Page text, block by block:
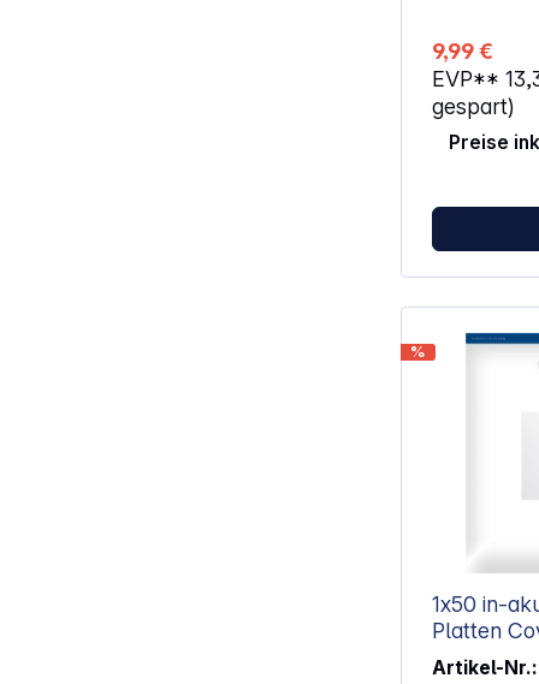
Außerdem
Aufladung
Ergebnis ist
Entladung Mehr als eine Million
leitende Kohlefasern
Abstreifkannte
9,99 €
EVP**
gespart)
Preise
%
1x50 in-
Platten
Artikel-Nr.: